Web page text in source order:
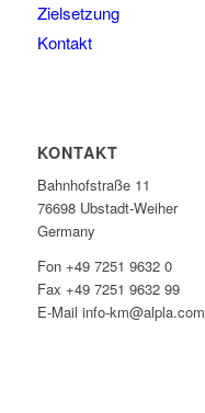
Zielsetzung
Kontakt
KONTAKT
Bahnhofstraße 11
76698 Ubstadt-Weiher
Germany
Fon +49 7251 9632 0
Fax +49 7251 9632 99
E-Mail info-km@alpla.com